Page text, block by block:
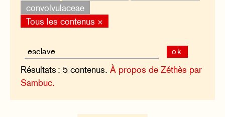
convolvulaceae
Tous les contenus ×
ok
Résultats : 5 contenus.À propos de Zéthès par
Sambuc.